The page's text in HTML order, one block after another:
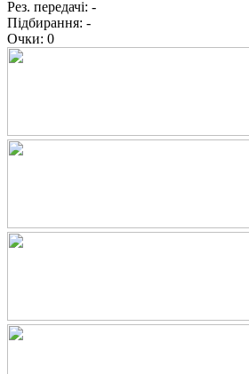
Рез. передачі: -
Підбирання: -
Очки: 0